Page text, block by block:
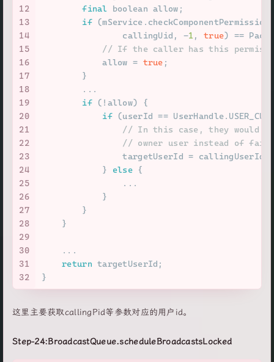
12
13
14
15
16
17
18
19
20
21
22
23
24
25
26
27
28
29
30
31
32
final
boolean allow;
if
                callingUid, -
1 , true) ==
// If the caller has this
            allow =
true ;
        }
        ...
if (!allow) {
if (userId ==
// In this case, they would
// owner user instead of
                targetUserId = callingUserId;
            }
else {
                ...
            }
        }
    }
    ...
return targetUserId;
}
这里主要获取callingPid等参数对应的用户id。
Step-24:BroadcastQueue.scheduleBroadcastsLocked